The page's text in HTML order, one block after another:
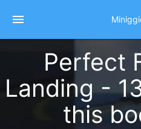
menu
Perfect
Landing -
this